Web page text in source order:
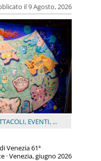
il 9 Agosto, 2026
, EVENTI, ...
Venezia 61ª
· Venezia, giugno 2026